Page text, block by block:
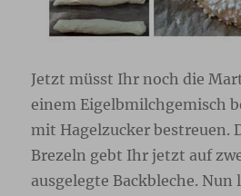
Jetzt müsst Ihr noch die
einem Eigelbmilchgemisch
mit Hagelzucker bestreuen.
Brezeln gebt Ihr jetzt auf
ausgelegte Backbleche. Nun